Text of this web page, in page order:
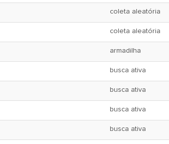
coleta aleatória
coleta aleatória
armadilha
busca ativa
busca ativa
busca ativa
busca ativa